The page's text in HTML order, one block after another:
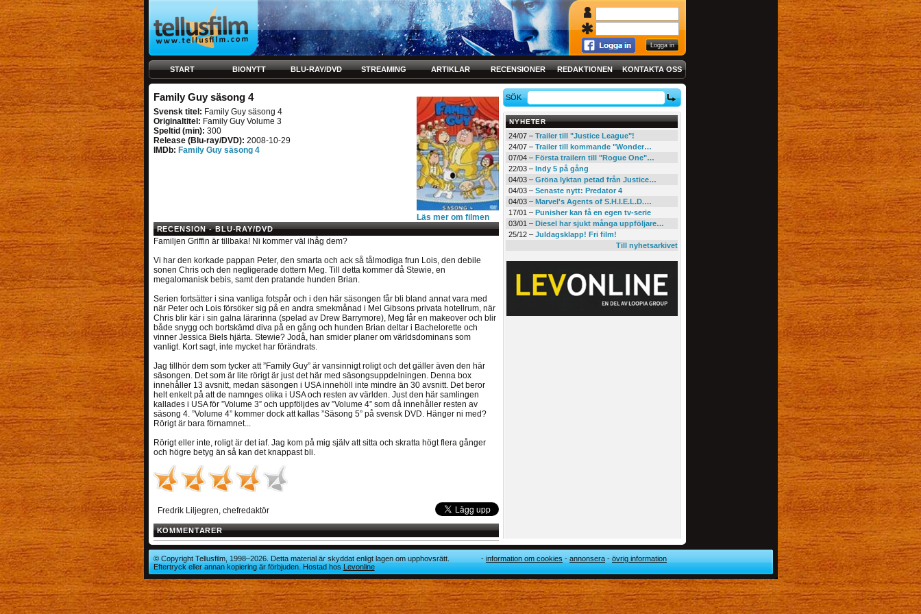
START BIONYTT BLU-RAY/DVD STREAMING ARTIKLAR RECENSIONER REDAKTIONEN KONTAKTA OSS
Family Guy säsong 4
Läs mer om filmen
Svensk titel: Family Guy säsong 4
Originaltitel: Family Guy Volume 3
Speltid (min): 300
Release (Blu-ray/DVD): 2008-10-29
IMDb: Family Guy säsong 4
RECENSION - BLU-RAY/DVD
Familjen Griffin är tillbaka! Ni kommer väl ihåg dem?
Vi har den korkade pappan Peter, den smarta och ack så tålmodiga frun Lois, den debile
sonen Chris och den negligerade dottern Meg. Till detta kommer då Stewie, en
megalomanisk bebis, samt den pratande hunden Brian.
Serien fortsätter i sina vanliga fotspår och i den här säsongen får bli bland annat vara med
när Peter och Lois försöker sig på en andra smekmånad i Mel Gibsons privata hotellrum, när
Chris blir kär i sin galna lärarinna (spelad av Drew Barrymore), Meg får en makeover och blir
både snygg och bortskämd diva på en gång och hunden Brian deltar i Bachelorette och
vinner Jessica Biels hjärta. Stewie? Jodå, han smider planer om världsdominans som
vanligt. Kort sagt, inte mycket har förändrats.
Jag tillhör dem som tycker att ”Family Guy” är vansinnigt roligt och det gäller även den här
säsongen. Det som är lite rörigt är just det här med säsongsuppdelningen. Denna box
innehåller 13 avsnitt, medan säsongen i USA innehöll inte mindre än 30 avsnitt. Det beror
helt enkelt på att de namnges olika i USA och resten av världen. Just den här samlingen
kallades i USA för ”Volume 3” och uppföljdes av ”Volume 4” som då innehåller resten av
säsong 4. ”Volume 4” kommer dock att kallas ”Säsong 5” på svensk DVD. Hänger ni med?
Rörigt är bara förnamnet...
Rörigt eller inte, roligt är det iaf. Jag kom på mig själv att sitta och skratta högt flera gånger
och högre betyg än så kan det knappast bli.
Fredrik Liljegren, chefredaktör
KOMMENTARER
SÖK
NYHETER
24/07 –Trailer till "Justice League"!
24/07 –Trailer till kommande "Wonder…
07/04 –Första trailern till "Rogue One"…
22/03 –Indy 5 på gång
04/03 –Gröna lyktan petad från Justice…
04/03 –Senaste nytt: Predator 4
04/03 –Marvel's Agents of S.H.I.E.L.D.…
17/01 –Punisher kan få en egen tv-serie
03/01 –Diesel har sjukt många uppföljare…
25/12 –Juldagsklapp! Fri film!
Till nyhetsarkivet
© Copyright Tellusfilm, 1998–2026. Detta material är skyddat enligt lagen om upphovsrätt.
Eftertryck eller annan kopiering är förbjuden. Hostad hosLevonline
information om cookies annonsera övrig information